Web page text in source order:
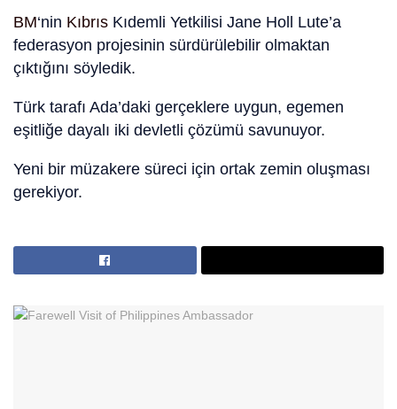
BM‘nin Kıbrıs Kıdemli Yetkilisi Jane Holl Lute’a
federasyon projesinin sürdürülebilir olmaktan
çıktığını söyledik.
Türk tarafı Ada’daki gerçeklere uygun, egemen
eşitliğe dayalı iki devletli çözümü savunuyor.
Yeni bir müzakere süreci için ortak zemin oluşması
gerekiyor.